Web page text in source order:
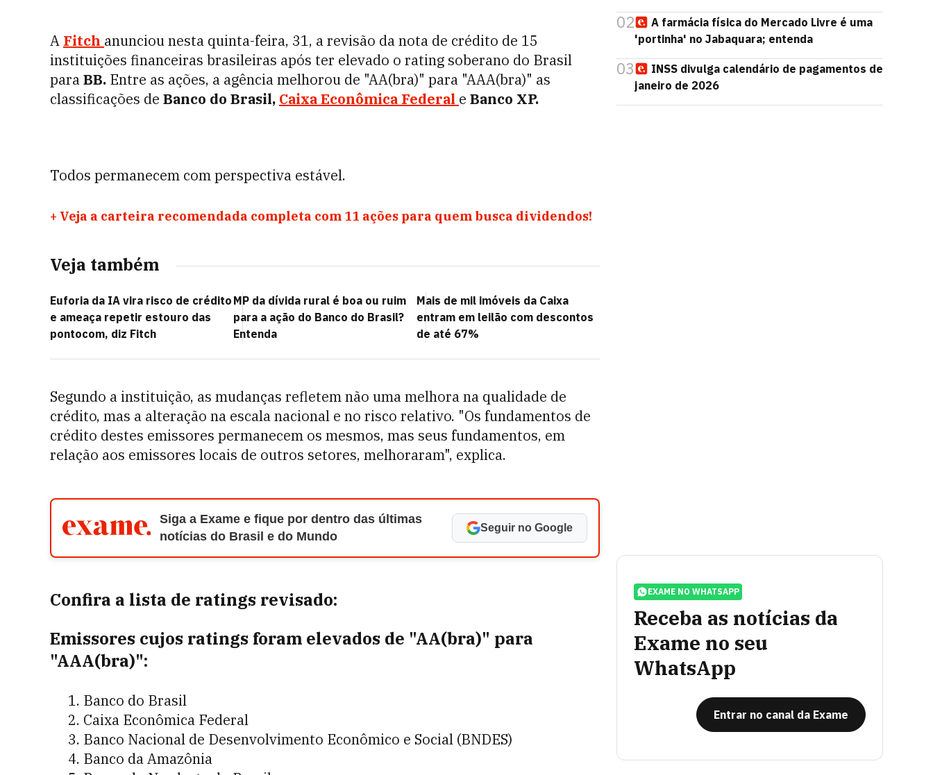
A Fitch anunciou nesta quinta-feira, 31, a revisão da nota de crédito de 15
instituições financeiras brasileiras após ter elevado o rating soberano do Brasil
paraBB. Entre as ações, a agência melhorou de "AA(bra)" para "AAA(bra)" as
classificações de Banco do Brasil, Caixa Econômica Federal e Banco XP.
Todos permanecem com perspectiva estável.
+ Veja a carteira recomendada completa com 11 ações para quem busca dividendos!
Veja também
Euforia da IA vira risco de crédito
e ameaça repetir estouro das
pontocom, diz Fitch
MP da dívida rural é boa ou ruim
para a ação do Banco do Brasil?
Entenda
Mais de mil imóveis da Caixa
entram em leilão com descontos
de até 67%
Segundo a instituição, as mudanças refletem não uma melhora na qualidade de
crédito, mas a alteração na escala nacional e no risco relativo. "Os fundamentos de
crédito destes emissores permanecem os mesmos, mas seus fundamentos, em
relação aos emissores locais de outros setores, melhoraram", explica.
Siga a Exame e fique por dentro das últimas
notícias do Brasil e do Mundo
Seguir no Google
Confira a lista de ratings revisado:
Emissores cujos ratings foram elevados de "AA(bra)" para
"AAA(bra)":
Banco do Brasil
Caixa Econômica Federal
Banco Nacional de Desenvolvimento Econômico e Social (BNDES)
Banco da Amazônia
02
A farmácia física do Mercado Livre é uma
'portinha' no Jabaquara; entenda
03
INSS divulga calendário de pagamentos de
janeiro de 2026
EXAME NO WHATSAPP
Receba as notícias da
Exame no seu
WhatsApp
Entrar no canal da Exame